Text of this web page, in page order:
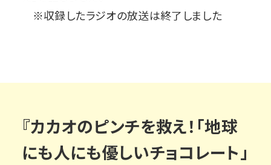
※収録したラジオの放送は終了しました
『カカオのピンチを救え！「地球
にも人にも優しいチョコレート」